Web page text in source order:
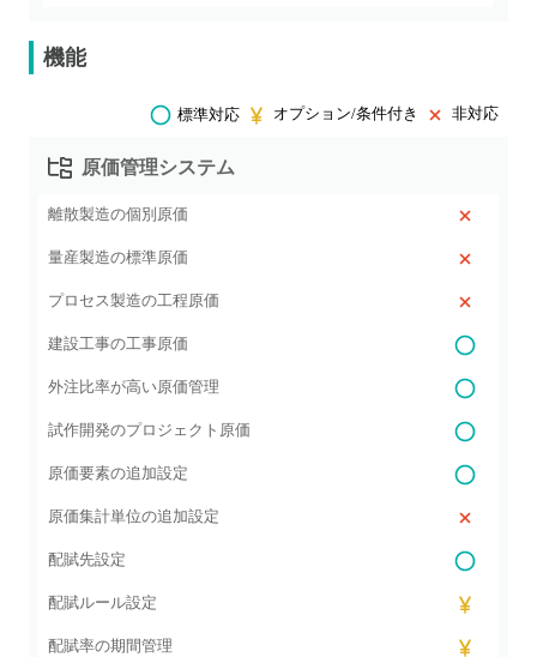
機能
標準対応 オプション/条件付き 非対応
原価管理システム
離散製造の個別原価
量産製造の標準原価
プロセス製造の工程原価
建設工事の工事原価
外注比率が高い原価管理
試作開発のプロジェクト原価
原価要素の追加設定
原価集計単位の追加設定
配賦先設定
配賦ルール設定
配賦率の期間管理